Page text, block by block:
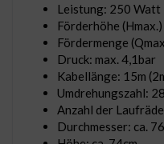
Leistung: 250 Watt
Förderhöhe
Fördermenge
Druck: max. 4,1bar
Kabellänge: 15m
Umdrehungszahl:
Anzahl der
Durchmesser: ca.